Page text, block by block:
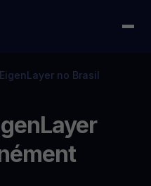
EigenLayer no Brasil